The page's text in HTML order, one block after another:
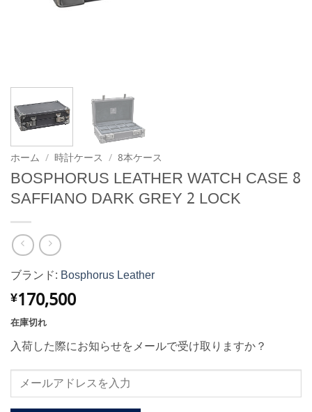
ホーム / 時計ケース / 8本ケース
BOSPHORUS LEATHER WATCH CASE 8
SAFFIANO DARK GREY 2 LOCK
ブランド: Bosphorus Leather
¥170,500
在庫切れ
入荷した際にお知らせをメールで受け取りますか？